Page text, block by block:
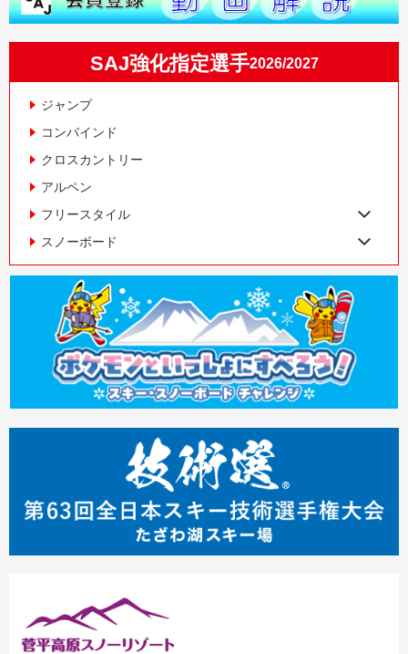
SAJ強化指定選手2026/2027
ジャンプ
コンバインド
クロスカントリー
アルペン
フリースタイル
スノーボード